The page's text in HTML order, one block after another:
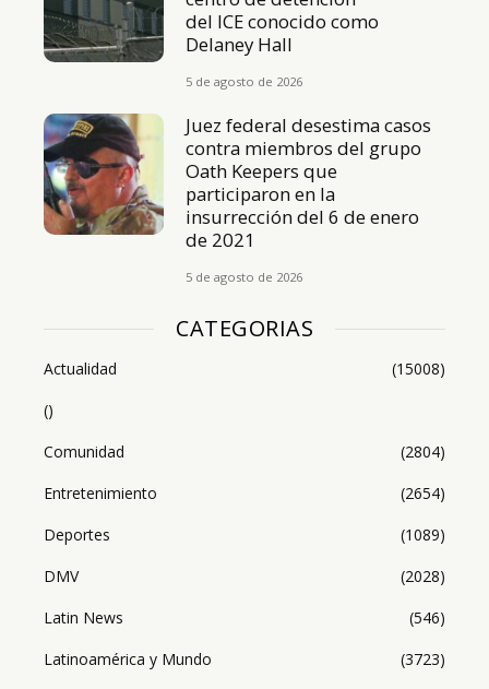
del ICE conocido como
Delaney Hall
5 de agosto de 2026
Juez federal desestima casos
contra miembros del grupo
Oath Keepers que
participaron en la
insurrección del 6 de enero
de 2021
5 de agosto de 2026
CATEGORIAS
Actualidad
(15008)
()
Comunidad
(2804)
Entretenimiento
(2654)
Deportes
(1089)
DMV
(2028)
Latin News
(546)
Latinoamérica y Mundo
(3723)